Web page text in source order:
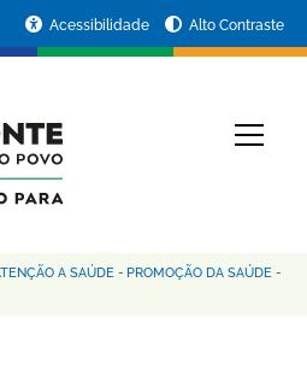
Acessibilidade Alto Contraste
A SAÚDE - PROMOÇÃO DA SAÚDE -